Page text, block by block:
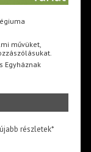
művüket,
Egyháznak
részletek*